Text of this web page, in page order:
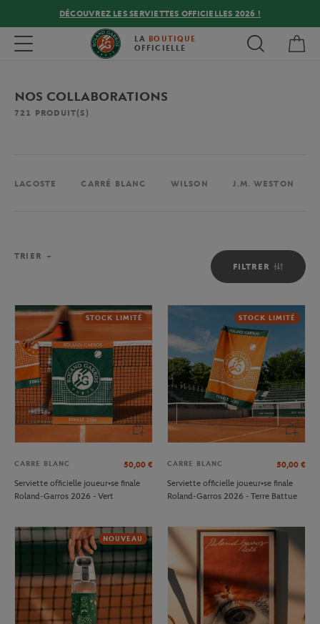
DÉCOUVREZ LES SERVIETTES OFFICIELLES 2026 !
Toggle navigation LA BOUTIQUE
OFFICIELLE
NOS COLLABORATIONS
721 PRODUIT(S)
LACOSTE CARRÉ BLANC WILSON J.M. WESTON
FILTRER
TRIER
STOCK LIMITÉ
CARRE BLANC 50,00 €
Serviette officielle joueur•se finale
Roland-Garros 2026 - Vert
STOCK LIMITÉ
CARRE BLANC 50,00 €
Serviette officielle joueur•se finale
Roland-Garros 2026 - Terre Battue
NOUVEAU